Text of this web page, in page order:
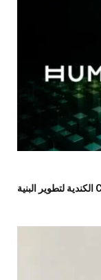
شركة Humain السعودية تعقد شراكة مع Cohere الكندية لتطوير البنية